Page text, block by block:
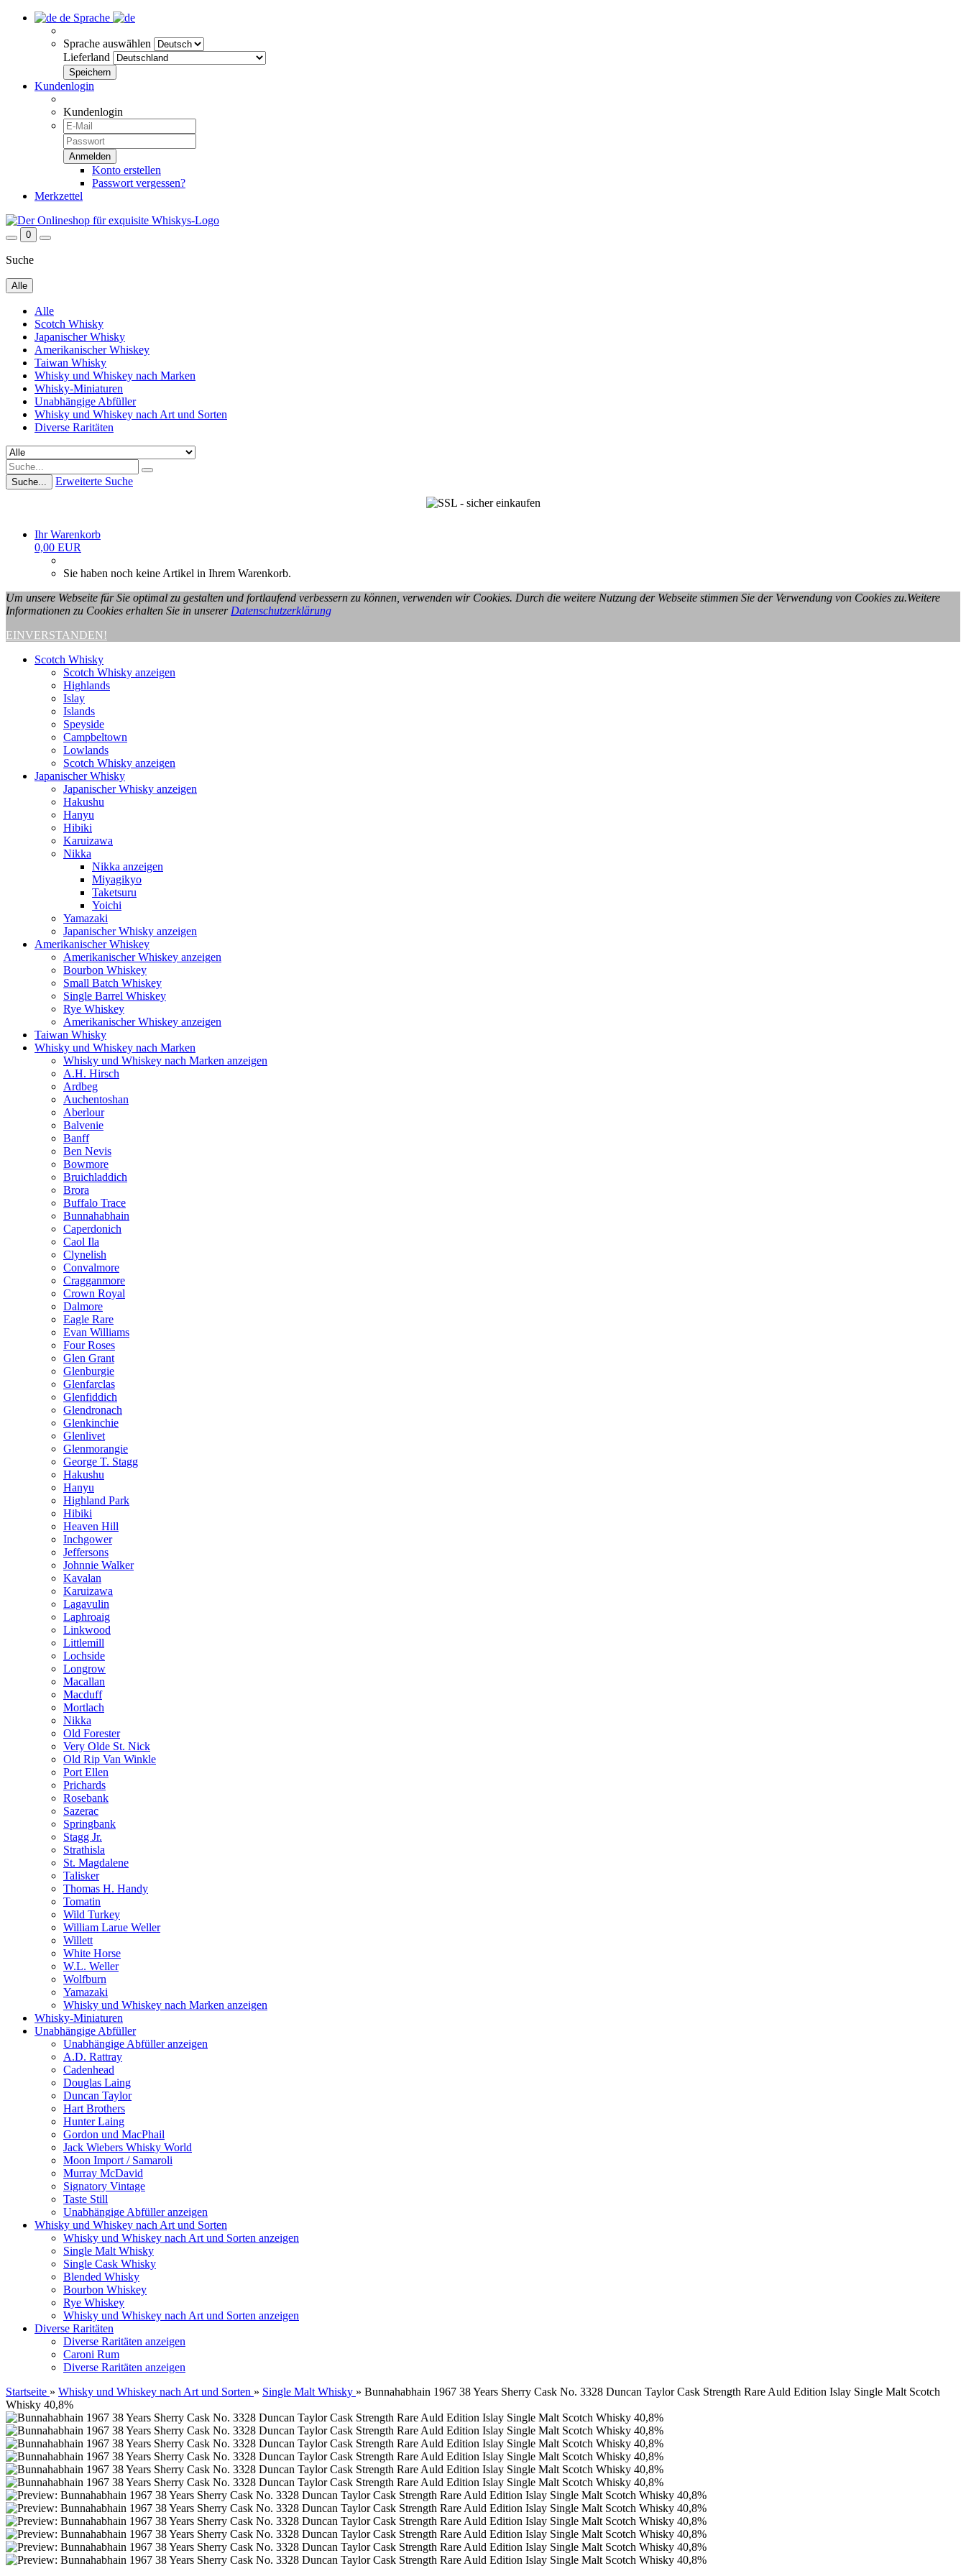
de Sprache
Sprache auswählen
Lieferland
Kundenlogin
Kundenlogin
Konto erstellen
Passwort vergessen?
Merkzettel
0
Suche
Alle
Alle
Scotch Whisky
Japanischer Whisky
Amerikanischer Whiskey
Taiwan Whisky
Whisky und Whiskey nach Marken
Whisky-Miniaturen
Unabhängige Abfüller
Whisky und Whiskey nach Art und Sorten
Diverse Raritäten
Suche... Erweiterte Suche
Ihr Warenkorb
0,00 EUR
Sie haben noch keine Artikel in Ihrem Warenkorb.
Um unsere Webseite für Sie optimal zu gestalten und fortlaufend verbessern zu können, verwenden wir Cookies. Durch die weitere Nutzung der Webseite stimmen Sie der Verwendung von Cookies zu.Weitere
Informationen zu Cookies erhalten Sie in unserer Datenschutzerklärung
EINVERSTANDEN!
Scotch Whisky
Scotch Whisky anzeigen
Highlands
Islay
Islands
Speyside
Campbeltown
Lowlands
Scotch Whisky anzeigen
Japanischer Whisky
Japanischer Whisky anzeigen
Hakushu
Hanyu
Hibiki
Karuizawa
Nikka
Nikka anzeigen
Miyagikyo
Taketsuru
Yoichi
Yamazaki
Japanischer Whisky anzeigen
Amerikanischer Whiskey
Amerikanischer Whiskey anzeigen
Bourbon Whiskey
Small Batch Whiskey
Single Barrel Whiskey
Rye Whiskey
Amerikanischer Whiskey anzeigen
Taiwan Whisky
Whisky und Whiskey nach Marken
Whisky und Whiskey nach Marken anzeigen
A.H. Hirsch
Ardbeg
Auchentoshan
Aberlour
Balvenie
Banff
Ben Nevis
Bowmore
Bruichladdich
Brora
Buffalo Trace
Bunnahabhain
Caperdonich
Caol Ila
Clynelish
Convalmore
Cragganmore
Crown Royal
Dalmore
Eagle Rare
Evan Williams
Four Roses
Glen Grant
Glenburgie
Glenfarclas
Glenfiddich
Glendronach
Glenkinchie
Glenlivet
Glenmorangie
George T. Stagg
Hakushu
Hanyu
Highland Park
Hibiki
Heaven Hill
Inchgower
Jeffersons
Johnnie Walker
Kavalan
Karuizawa
Lagavulin
Laphroaig
Linkwood
Littlemill
Lochside
Longrow
Macallan
Macduff
Mortlach
Nikka
Old Forester
Very Olde St. Nick
Old Rip Van Winkle
Port Ellen
Prichards
Rosebank
Sazerac
Springbank
Stagg Jr.
Strathisla
St. Magdalene
Talisker
Thomas H. Handy
Tomatin
Wild Turkey
William Larue Weller
Willett
White Horse
W.L. Weller
Wolfburn
Yamazaki
Whisky und Whiskey nach Marken anzeigen
Whisky-Miniaturen
Unabhängige Abfüller
Unabhängige Abfüller anzeigen
A.D. Rattray
Cadenhead
Douglas Laing
Duncan Taylor
Hart Brothers
Hunter Laing
Gordon und MacPhail
Jack Wiebers Whisky World
Moon Import / Samaroli
Murray McDavid
Signatory Vintage
Taste Still
Unabhängige Abfüller anzeigen
Whisky und Whiskey nach Art und Sorten
Whisky und Whiskey nach Art und Sorten anzeigen
Single Malt Whisky
Single Cask Whisky
Blended Whisky
Bourbon Whiskey
Rye Whiskey
Whisky und Whiskey nach Art und Sorten anzeigen
Diverse Raritäten
Diverse Raritäten anzeigen
Caroni Rum
Diverse Raritäten anzeigen
Startseite » Whisky und Whiskey nach Art und Sorten » Single Malt Whisky » Bunnahabhain 1967 38 Years Sherry Cask No. 3328 Duncan Taylor Cask Strength Rare Auld Edition Islay Single Malt Scotch
Whisky 40,8%